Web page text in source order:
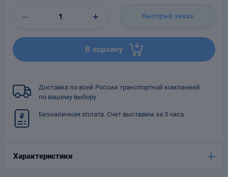
Быстрый заказ
В корзину
Доставка по всей России транспортной компанией
по вашему выбору
Безналичная оплата. Счет выставим за 3 часа
Характеристики
стальные